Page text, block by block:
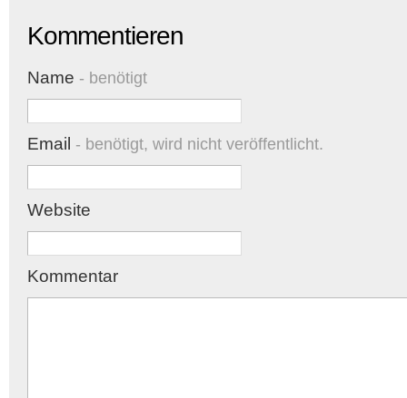
Kommentieren
Name - benötigt
Email - benötigt, wird nicht veröffentlicht.
Website
Kommentar